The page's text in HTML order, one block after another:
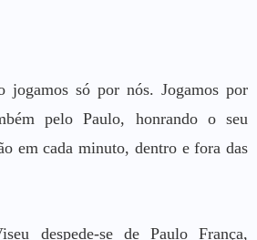
jogamos só por nós. Jogamos por
pelo Paulo, honrando o seu
em cada minuto, dentro e fora das
despede-se de Paulo França,